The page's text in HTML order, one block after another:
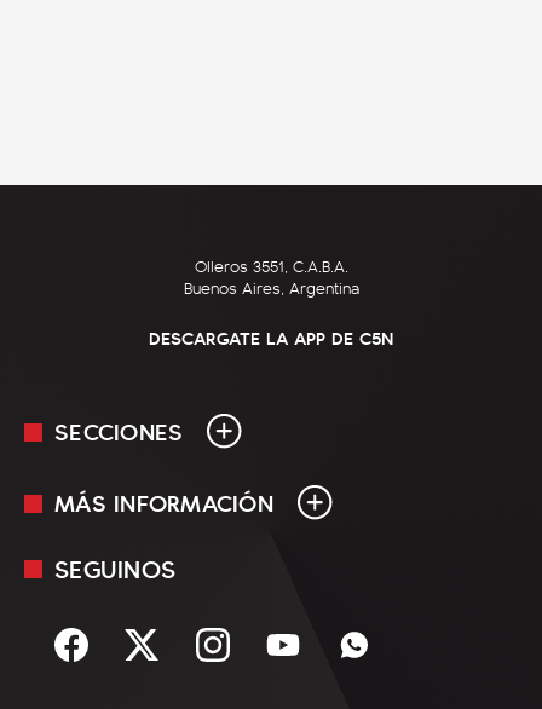
Olleros 3551, C.A.B.A.
Buenos Aires, Argentina
DESCARGATE LA APP DE C5N
SECCIONES
En Vivo
Sociedad
MÁS INFORMACIÓN
Mediakit
Términos y condiciones
SEGUINOS